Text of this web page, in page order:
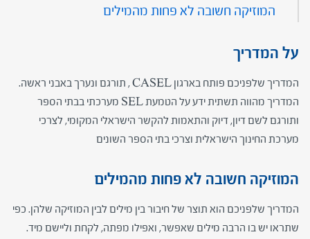
המוזיקה חשובה לא פחות מהמילים
על המדריך
המדריך שלפניכם פותח בארגון CASEL , תורגם ונערך באבני ראשה.
המדריך מהווה תשתית ידע על הטמעת SEL מערכתי בבתי הספר
ותורגם לשם דיון, דיוק והתאמות להקשר הישראלי המקומי, לצרכי
מערכת החינוך הישראלית וצרכי בתי הספר השונים
המוזיקה חשובה לא פחות מהמילים
המדריך שלפניכם הוא תוצר של חיבור בין מילים לבין המוזיקה שלהן. כפי
שתראו יש בו הרבה מילים שאפשר, ואפילו מפתה, לקחת וליישם מיד.